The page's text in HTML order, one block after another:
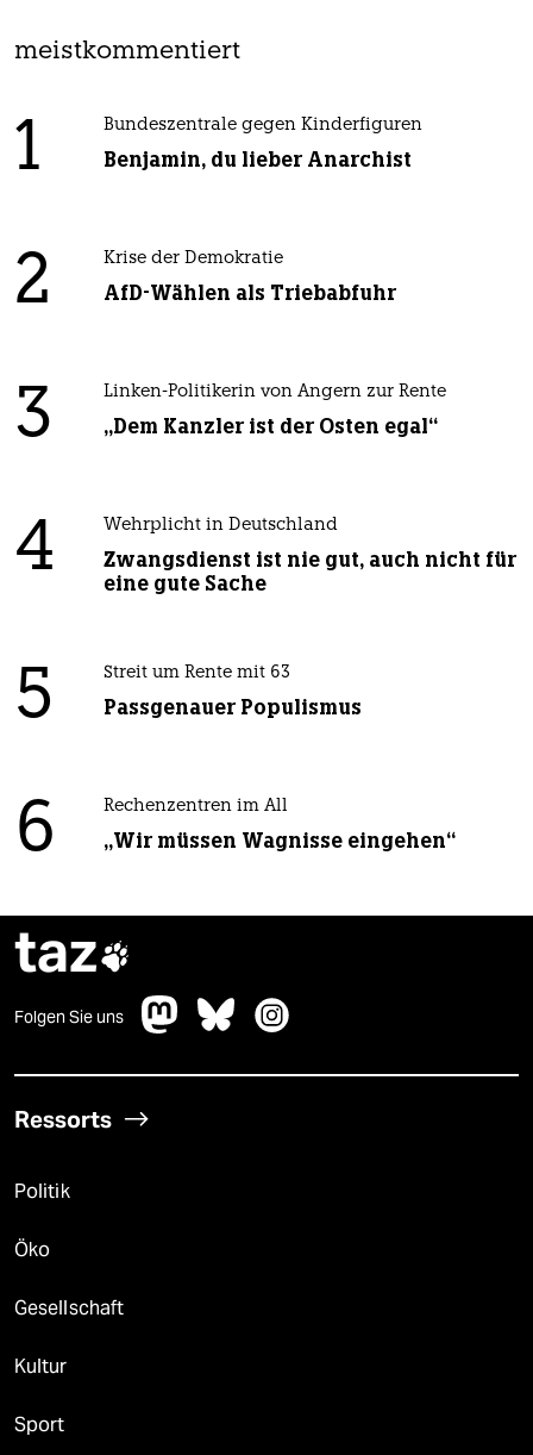
meistkommentiert
1 Bundeszentrale gegen Kinderfiguren
Benjamin, du lieber Anarchist
2 Krise der Demokratie
AfD-Wählen als Triebabfuhr
3 Linken-Politikerin von Angern zur Rente
„Dem Kanzler ist der Osten egal“
4 Wehrplicht in Deutschland
Zwangsdienst ist nie gut, auch nicht für
eine gute Sache
5 Streit um Rente mit 63
Passgenauer Populismus
6 Rechenzentren im All
„Wir müssen Wagnisse eingehen“
taz
Folgen Sie uns
Ressorts
Politik
Öko
Gesellschaft
Kultur
Sport